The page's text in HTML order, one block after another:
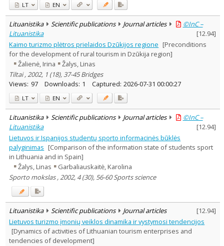
LT EN
Lituanistika Scientific publications Journal articles
©InC –
Lituanistika
[12.94]
Kaimo turizmo plėtros prielaidos Dzūkijos regione [Preconditions
for the development of rural tourism in Dzūkija region]
Žalienė, Irina
Žalys, Linas
Tiltai , 2002, 1 (18), 37-45 Bridges
Views: 97 Downloads: 1 Captured: 2026-07-31 00:00:27
LT EN
Lituanistika Scientific publications Journal articles
©InC –
Lituanistika
[12.94]
Lietuvos ir Ispanijos studentų sporto informacinės būklės
palyginimas [Comparison of the information state of students sport
in Lithuania and in Spain]
Žalys, Linas
Garbaliauskaitė, Karolina
Sporto mokslas , 2002, 4 (30), 56-60 Sports science
Lituanistika Scientific publications Journal articles [12.94]
Lietuvos turizmo įmonių veiklos dinamika ir vystymosi tendencijos
[Dynamics of activities of Lithuanian tourism enterprises and
tendencies of development]